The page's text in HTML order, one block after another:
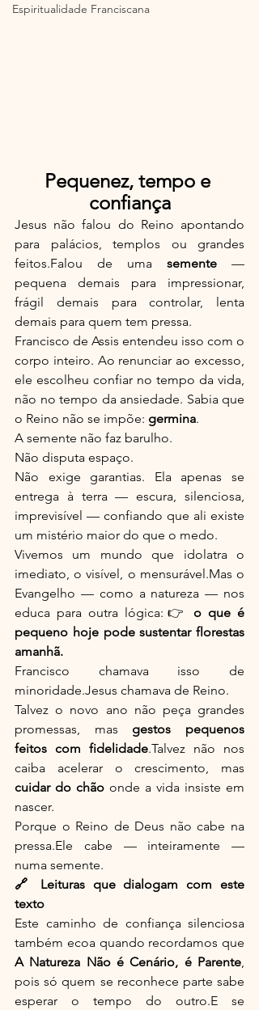
Espiritualidade Franciscana
Pequenez, tempo e
confiança
Jesus não falou do Reino apontando
para palácios, templos ou grandes
feitos.Falou de uma semente —
pequena demais para impressionar,
frágil demais para controlar, lenta
demais para quem tem pressa.
Francisco de Assis entendeu isso com o
corpo inteiro. Ao renunciar ao excesso,
ele escolheu confiar no tempo da vida,
não no tempo da ansiedade. Sabia que
o Reino não se impõe: germina.
A semente não faz barulho.
Não disputa espaço.
Não exige garantias. Ela apenas se
entrega à terra — escura, silenciosa,
imprevisível — confiando que ali existe
um mistério maior do que o medo.
Vivemos um mundo que idolatra o
imediato, o visível, o mensurável.Mas o
Evangelho — como a natureza — nos
educa para outra lógica:👉 o que é
pequeno hoje pode sustentar florestas
amanhã.
Francisco chamava isso de
minoridade.Jesus chamava de Reino.
Talvez o novo ano não peça grandes
promessas, mas gestos pequenos
feitos com fidelidade.Talvez não nos
cuidar do chão onde a vida insiste em
nascer.
Porque o Reino de Deus não cabe na
pressa.Ele cabe — inteiramente —
numa semente.
🔗 Leituras que dialogam com este
texto
Este caminho de confiança silenciosa
A Natureza Não é Cenário, é Parente
pois só quem se reconhece parte sabe
esperar o tempo do outro.E se